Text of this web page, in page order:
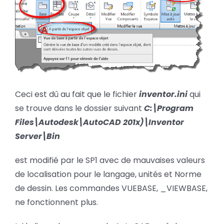
Ceci est dû au fait que le fichierinventor.iniqui
se trouve dans le dossier suivant C:\Program
Files\Autodesk\AutoCAD 201x)\Inventor
Server\Bin
est modifié par le SP1 avec de mauvaises valeurs
de localisation pour le langage, unités et Norme
de dessin. Les commandes VUEBASE, _VIEWBASE,
ne fonctionnent plus.